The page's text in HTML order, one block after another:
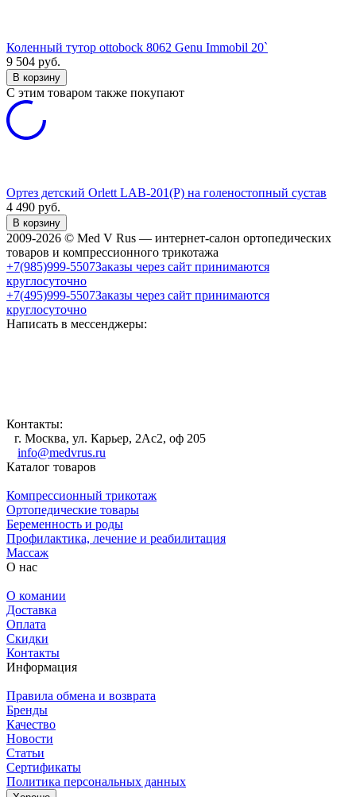
Коленный тутор ottobock 8062 Genu Immobil 20`
9 504 руб.
В корзину
C этим товаром также покупают
Ортез детский Orlett LAB-201(P) на голеностопный сустав
4 490 руб.
В корзину
2009-2026 © Med V Rus — интернет-салон ортопедических
товаров и компрессионного трикотажа
+7(985)999-5507Заказы через сайт принимаются
круглосуточно
+7(495)999-5507Заказы через сайт принимаются
круглосуточно
Написать в мессенджеры:
Контакты:
г. Москва, ул. Карьер, 2Ас2, оф 205
info@medvrus.ru
Каталог товаров
Компрессионный трикотаж
Ортопедические товары
Беременность и роды
Профилактика, лечение и реабилитация
Массаж
О нас
О комании
Доставка
Оплата
Скидки
Контакты
Информация
Правила обмена и возврата
Бренды
Качество
Новости
Статьи
Сертификаты
Политика персональных данных